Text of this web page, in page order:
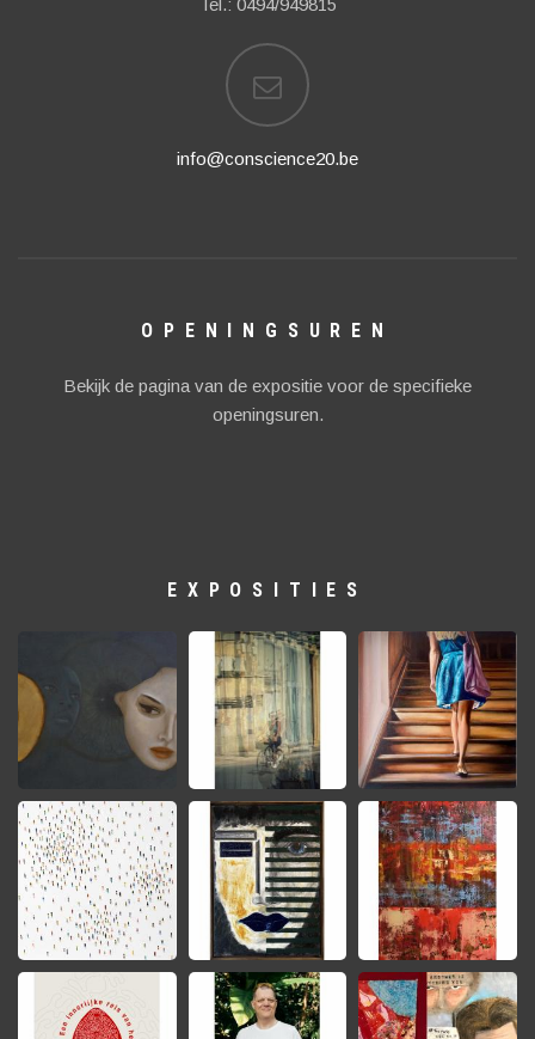
info@conscience20.be
OPENINGSUREN
Bekijk de pagina van de expositie voor de specifieke
openingsuren.
EXPOSITIES